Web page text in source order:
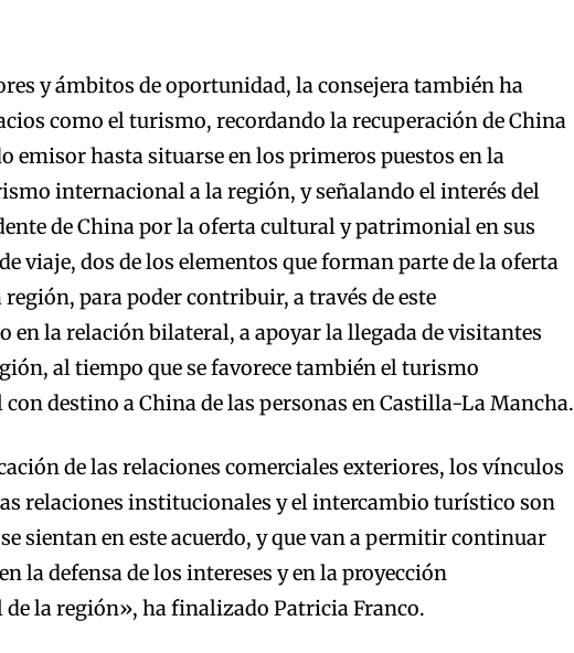
y ámbitos de oportunidad, la consejera también ha
como el turismo, recordando la recuperación de China
emisor hasta situarse en los primeros puestos en la
internacional a la región, y señalando el interés del
de China por la oferta cultural y patrimonial en sus
viaje, dos de los elementos que forman parte de la oferta
para poder contribuir, a través de este
en la relación bilateral, a apoyar la llegada de visitantes
al tiempo que se favorece también el turismo
destino a China de las personas en Castilla-La Mancha.
de las relaciones comerciales exteriores, los vínculos
relaciones institucionales y el intercambio turístico son
se sientan en este acuerdo, y que van a permitir continuar
la defensa de los intereses y en la proyección
la región», ha finalizado Patricia Franco.